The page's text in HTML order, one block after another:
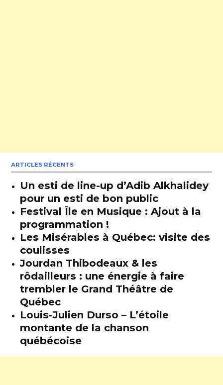
ARTICLES RÉCENTS
Un esti de line-up d’Adib Alkhalidey
pour un esti de bon public
Festival Île en Musique : Ajout à la
programmation !
Les Misérables à Québec: visite des
coulisses
Jourdan Thibodeaux & les
rôdailleurs : une énergie à faire
trembler le Grand Théâtre de
Québec
Louis-Julien Durso – L’étoile
montante de la chanson
québécoise